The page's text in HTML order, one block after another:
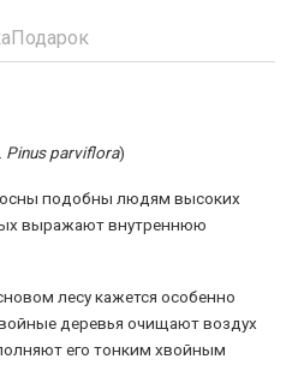
Подарок
Pinus parviflora)
подобны людям высоких
выражают внутреннюю
лесу кажется особенно
деревья очищают воздух
его тонким хвойным